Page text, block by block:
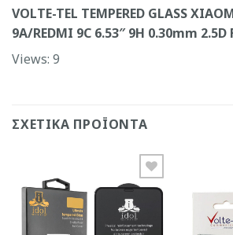
VOLTE-TEL TEMPERED GLASS
9A/REDMI 9C 6.53″ 9H 0.30mm 2.5D
Views: 9
ΣΧΕΤΙΚΆ ΠΡΟΪΌΝΤΑ
Add to
Wishlist